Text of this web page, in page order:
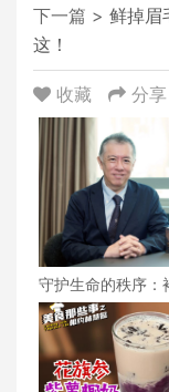
下一篇 > 鲜掉眉
这！
收藏 分享
守护生命的秩序：
在「身体大规模重
机能维护